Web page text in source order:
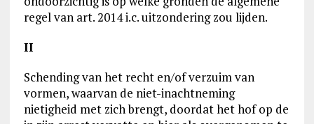
regel van art. 2014 i.c. uitzondering zou lijden.
II
Schending van het recht en/of verzuim van
vormen, waarvan de niet-inachtneming
nietigheid met zich brengt, doordat het hof op de